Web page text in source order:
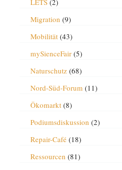
LETS(2)
Migration (9)
Mobilität(43)
mySienceFair(5)
Naturschutz(68)
Nord-Süd-Forum(11)
Ökomarkt(8)
Podiumsdiskussion (2)
Repair-Café(18)
Ressourcen (81)